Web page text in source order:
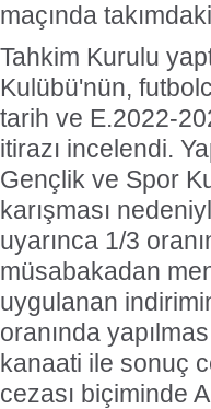
maçında
Tahkim Kurulu
Kulübü'nün,
tarih ve E.2022-
itirazı incelendi.
Gençlik ve Spor
karışması
uyarınca 1/3
müsabakadan
uygulanan
oranında
kanaati ile sonuç
cezası biçiminde